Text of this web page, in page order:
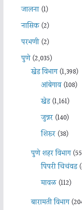
जालना(1)
नासिक(2)
परभणी(2)
पुणे(2,035)
खेड विभाग(1,398)
आंबेगाव(108)
खेड(1,161)
जुन्नर(140)
शिरूर(38)
पुणे शहर विभाग
पिंपरी चिचंवड
मावळ(112)
बारामती विभाग